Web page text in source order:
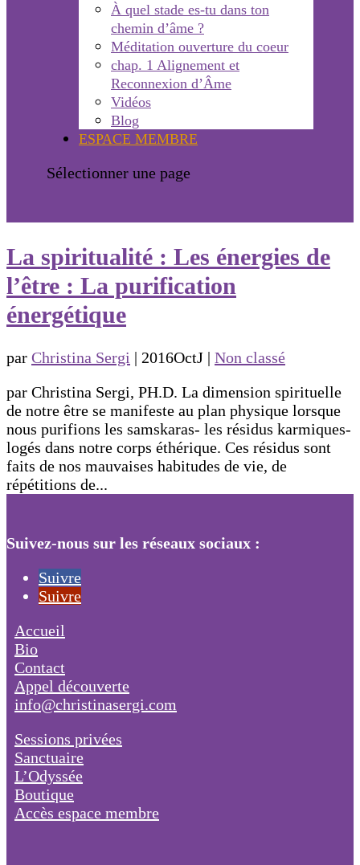
À quel stade es-tu dans ton
chemin d’âme ?
Méditation ouverture du coeur
chap. 1 Alignement et
Reconnexion d’Âme
Vidéos
Blog
ESPACE MEMBRE
Sélectionner une page
La spiritualité : Les énergies de
l’être : La purification
énergétique
par Christina Sergi | 2016OctJ | Non classé
par Christina Sergi, PH.D. La dimension spirituelle
de notre être se manifeste au plan physique lorsque
nous purifions les samskaras- les résidus karmiques-
logés dans notre corps éthérique. Ces résidus sont
faits de nos mauvaises habitudes de vie, de
répétitions de...
Suivez-nous sur les réseaux sociaux :
Suivre
Suivre
Accueil
Bio
Contact
Appel découverte
info@christinasergi.com
Sessions privées
Sanctuaire
L’Odyssée
Boutique
Accès espace membre